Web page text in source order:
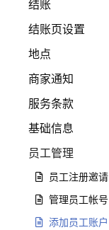
结账
结账页设置
地点
商家通知
服务条款
基础信息
员工管理
员工注册邀请
管理员工帐号
添加员工账户